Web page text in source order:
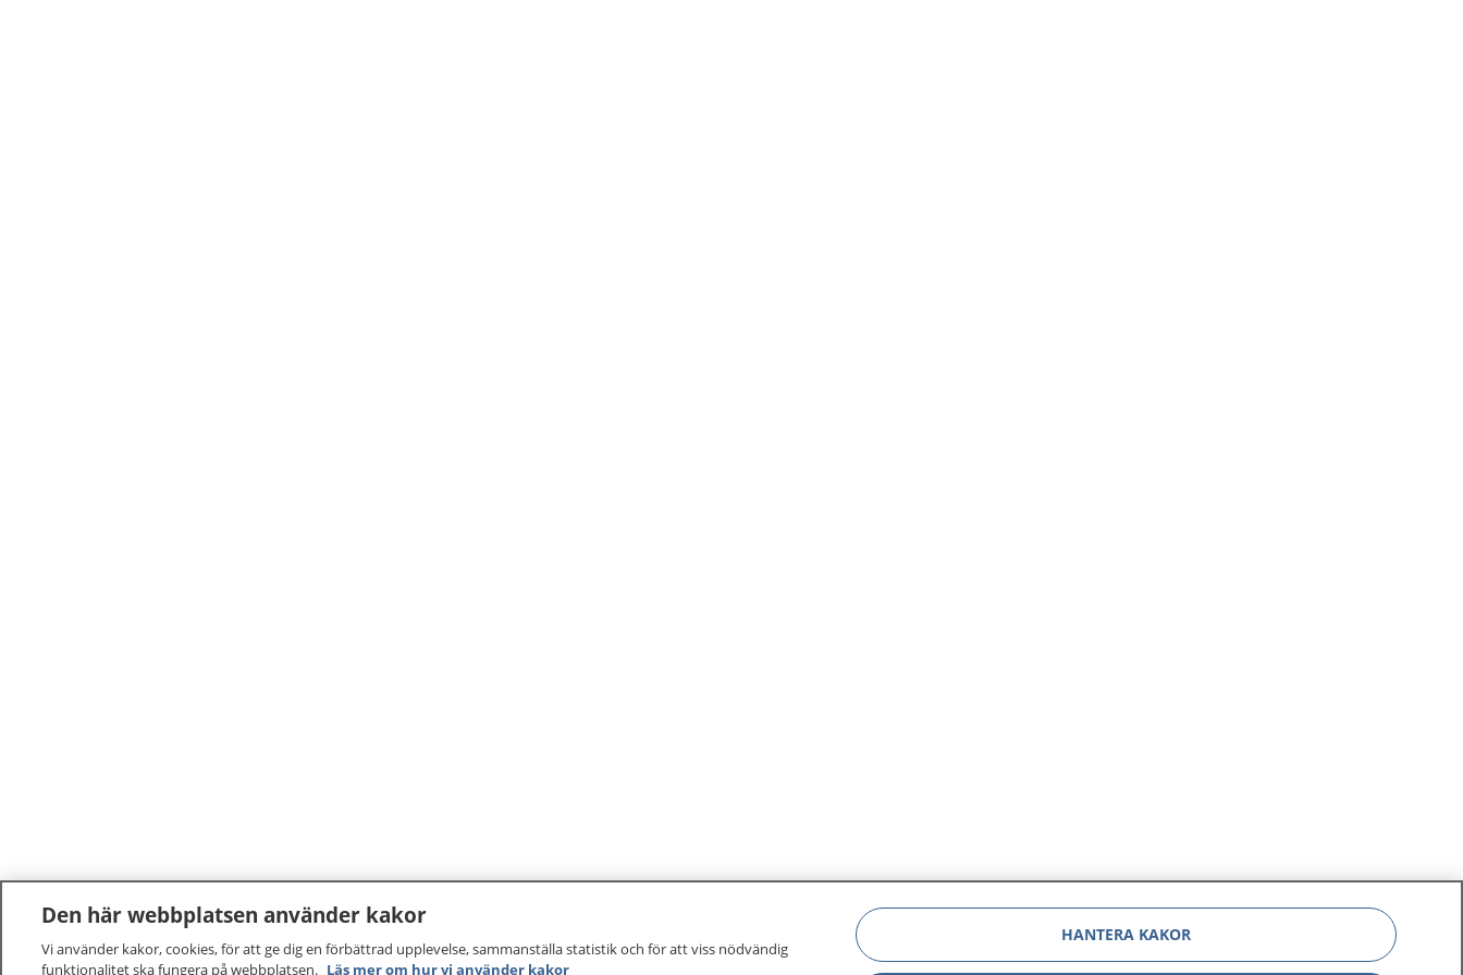
Den här webbplatsen använder kakor
Vi använder kakor, cookies, för att ge dig en förbättrad upplevelse, sammanställa statistik och för att viss nödvändig
funktionalitet ska fungera på webbplatsen. Läs mer om hur vi använder kakor
HANTERA KAKOR